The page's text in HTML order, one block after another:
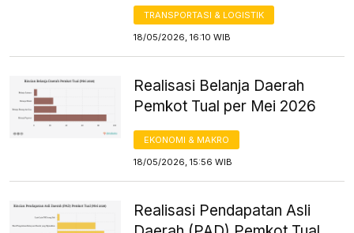
TRANSPORTASI & LOGISTIK
18/05/2026, 16:10 WIB
Realisasi Belanja Daerah
Pemkot Tual per Mei 2026
EKONOMI & MAKRO
18/05/2026, 15:56 WIB
Realisasi Pendapatan Asli